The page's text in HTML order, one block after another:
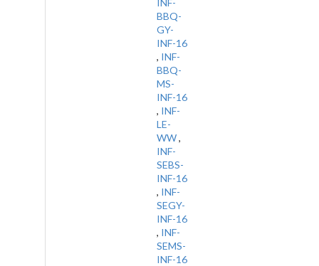
BBQ-
GY-
INF-16
, INF-
BBQ-
MS-
INF-16
, INF-
LE-
WW,
INF-
SEBS-
INF-16
, INF-
SEGY-
INF-16
, INF-
SEMS-
INF-16